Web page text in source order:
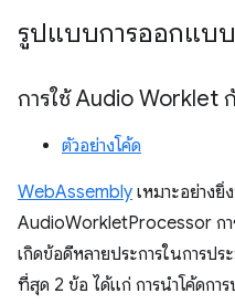
รูปแบบการออกแบบ
การใช้ Audio Worklet
ตัวอย่างโค้ด
WebAssembly เหมาะอย่างยิ่
AudioWorkletProcessor กา
เกิดข้อดีหลายประการในการป
ที่สุด 2 ข้อ ได้แก่ การนําโค้ดกา